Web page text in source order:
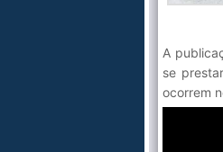
A
se
ocorrem